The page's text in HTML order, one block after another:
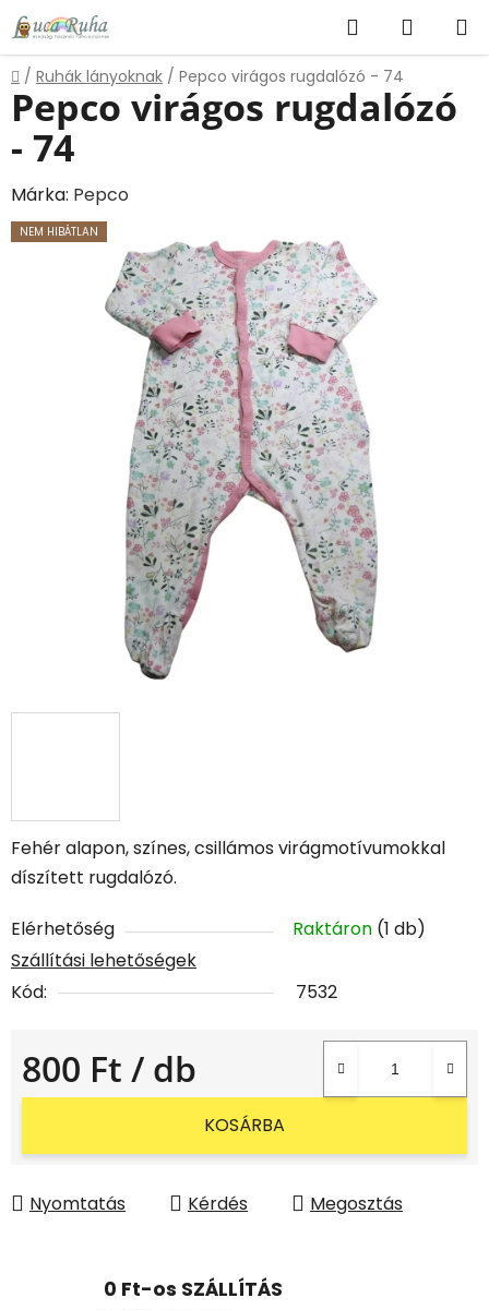
Ugrás
fő
tartalomhoz
KeresésKOSÁR
Kezdőlap
/ Ruhák lányoknak / Pepco virágos rugdalózó - 74
Fehér alapon, színes, csillámos virágmotívumokkal
díszített rugdalózó.
Elérhetőség Raktáron (1 db)
Szállítási lehetőségek
Kód:
7532
800 Ft / db
Egységár:
KOSÁRBA
Nyomtatás Kérdés Megosztás
Pepco virágos rugdalózó
- 74
Márka: Pepco
NEM HIBÁTLAN
0 Ft-os SZÁLLÍTÁS